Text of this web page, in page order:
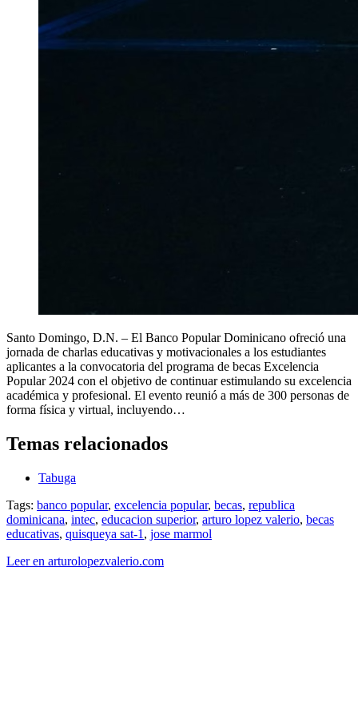
Santo Domingo, D.N. – El Banco Popular Dominicano ofreció una
jornada de charlas educativas y motivacionales a los estudiantes
aplicantes a la convocatoria del programa de becas Excelencia
Popular 2024 con el objetivo de continuar estimulando su excelencia
académica y profesional. El evento reunió a más de 300 personas de
forma física y virtual, incluyendo…
Temas relacionados
Tabuga
Tags: banco popular, excelencia popular, becas, republica
dominicana, intec, educacion superior, arturo lopez valerio, becas
educativas, quisqueya sat-1 , jose marmol
Leer en arturolopezvalerio.com